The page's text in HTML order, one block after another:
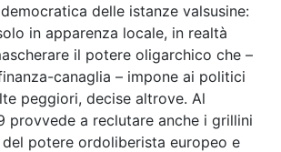
delle istanze valsusine:
in apparenza locale, in realtà
il potere oligarchico che –
canaglia – impone ai politici
peggiori, decise altrove. Al
provvede a reclutare anche i grillini
potere ordoliberista europeo e